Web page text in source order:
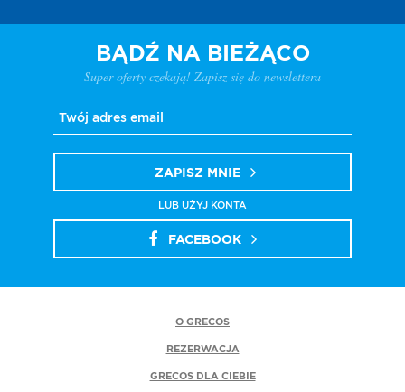
BĄDŹ NA BIEŻĄCO
Super oferty czekają! Zapisz się do newslettera
ZAPISZ MNIE
LUB UŻYJ KONTA
FACEBOOK
O GRECOS
REZERWACJA
GRECOS DLA CIEBIE